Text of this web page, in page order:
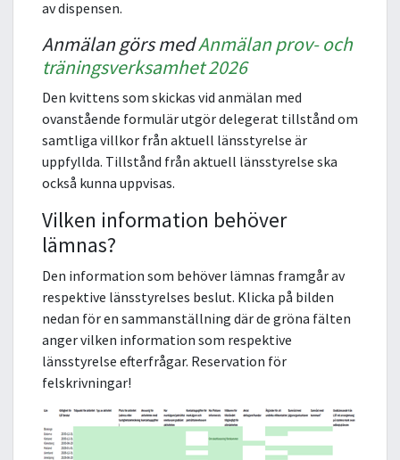
av dispensen.
Anmälan görs medAnmälan prov- och
träningsverksamhet 2026
Den kvittens som skickas vid anmälan med
ovanstående formulär utgör delegerat tillstånd om
samtliga villkor från aktuell länsstyrelse är
uppfyllda. Tillstånd från aktuell länsstyrelse ska
också kunna uppvisas.
Vilken information behöver
lämnas?
Den information som behöver lämnas framgår av
respektive länsstyrelses beslut. Klicka på bilden
nedan för en sammanställning där de gröna fälten
anger vilken information som respektive
länsstyrelse efterfrågar. Reservation för
felskrivningar!